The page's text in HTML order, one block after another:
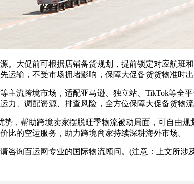
大促前可根据店铺备货规划，提前锁定对应航班
输，不受市场拥堵影响，保障大促备货货物准时出
流跨境市场，适配亚马逊、独立站、TikTok等全
、调配资源、排查风险，全方位保障大促备货物流
帮助跨境卖家摆脱旺季物流被动局面，可自由规
的空运服务，助力跨境商家持续深耕海外市场。
询百运网专业的国际物流顾问。(注意：上文所涉